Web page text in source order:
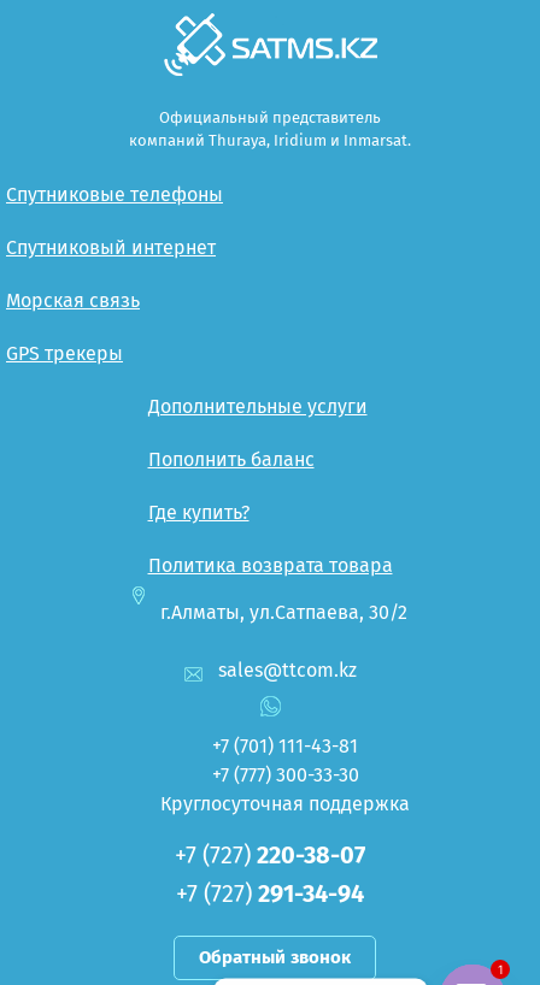
Официальный представитель
компаний Thuraya, Iridium и Inmarsat.
Спутниковые телефоны
Спутниковый интернет
Морская связь
GPS трекеры
Дополнительные услуги
Пополнить баланс
Где купить?
Политика возврата товара
г.Алматы, ул.Сатпаева, 30/2
sales@ttcom.kz
+7 (701) 111-43-81
+7 (777) 300-33-30
Круглосуточная поддержка
+7 (727) 220-38-07
+7 (727) 291-34-94
Обратный звонок
1